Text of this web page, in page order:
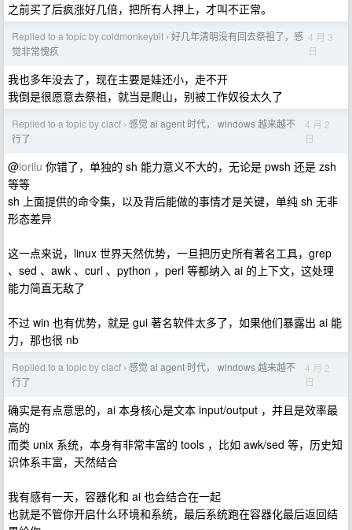
之前买了后疯涨好几倍，把所有人押上，才叫不正常。
Replied to a topic by coldmonkeybit › 好几年清明没有回去祭祖了，感
觉非常愧疚
4 月 3
日
我也多年没去了，现在主要是娃还小，走不开
我倒是很愿意去祭祖，就当是爬山，别被工作奴役太久了
Replied to a topic by clacf › 感觉 ai agent 时代， windows 越来越不
行了
4 月 2
日
@iorilu 你错了，单独的 sh 能力意义不大的，无论是 pwsh 还是 zsh
等等
sh 上面提供的命令集，以及背后能做的事情才是关键，单纯 sh 无非
形态差异
这一点来说，linux 世界天然优势，一旦把历史所有著名工具，grep
、sed 、awk 、curl 、python ，perl 等都纳入 ai 的上下文，这处理
能力简直无敌了
不过 win 也有优势，就是 gui 著名软件太多了，如果他们暴露出 ai 能
力，那也很 nb
Replied to a topic by clacf › 感觉 ai agent 时代， windows 越来越不
行了
4 月 2
日
确实是有点意思的，ai 本身核心是文本 input/output ，并且是效率最
高的
而类 unix 系统，本身有非常丰富的 tools ，比如 awk/sed 等，历史知
识体系丰富，天然结合
我有感有一天，容器化和 ai 也会结合在一起
也就是不管你开启什么环境和系统，最后系统跑在容器化最后返回结